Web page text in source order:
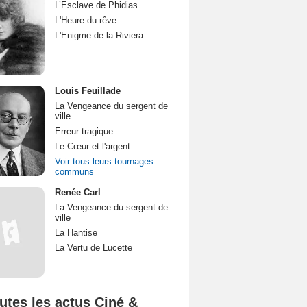
L’Esclave de Phidias
L'Heure du rêve
L'Enigme de la Riviera
Louis Feuillade
La Vengeance du sergent de
ville
Erreur tragique
Le Cœur et l'argent
Voir tous leurs tournages
communs
Renée Carl
La Vengeance du sergent de
ville
La Hantise
La Vertu de Lucette
les actus Ciné &